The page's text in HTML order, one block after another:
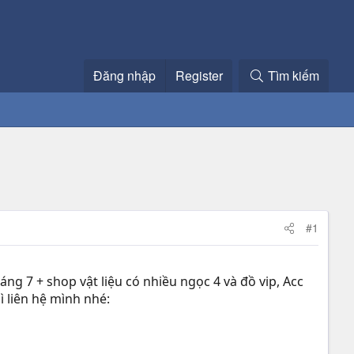
Đăng nhập Register Tìm kiếm
#1
7 + shop vật liệu có nhiều ngọc 4 và đồ vip, Acc
liên hệ mình nhé: